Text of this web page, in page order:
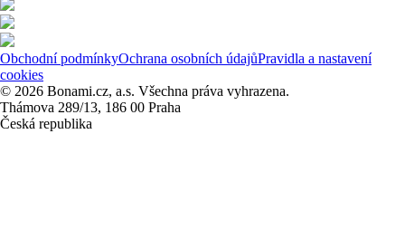
Obchodní podmínkyOchrana osobních údajůPravidla a nastavení
cookies
© 2026 Bonami.cz, a.s. Všechna práva vyhrazena.
Thámova 289/13, 186 00 Praha
Česká republika